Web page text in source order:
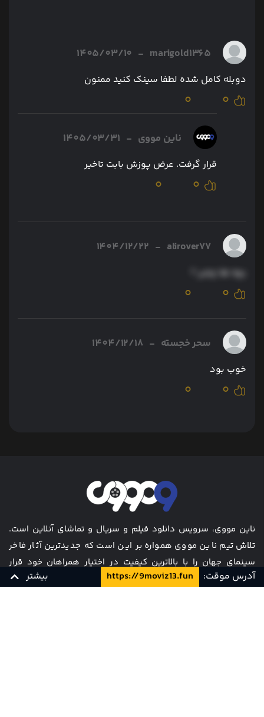
marigold1365
-
1405/03/10
دوبله کامل شده لطفا سینک کنید ممنون
0
0
ناین مووی -
1405/03/31
قرار گرفت. عرض پوزش بابت تاخیر
0
0
alirover77
-
1404/12/22
بچه ها چخبر ؟
0
0
سحر خجسته -
1404/12/18
خوب بود
0
0
آدرس موقت: https://9moviz13.fun بیشتر
ناین مووی، سرویس دانلود فیلم و سریال و تماشای آنلاین است.
تلاش تیم ناین مووی همواره بر این است که جدیدترین آثار فاخر
سینمای جهان را با بالاترین کیفیت در اختیار همراهان خود قرار
دهد.